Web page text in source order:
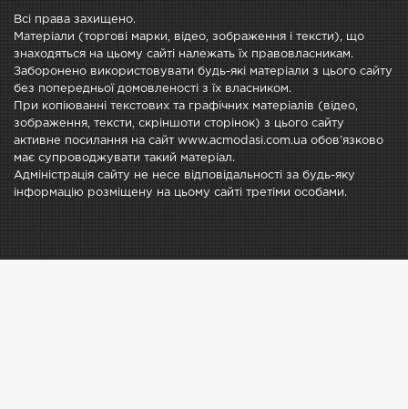
Всі права захищено.
Матеріали (торгові марки, відео, зображення і тексти), що
знаходяться на цьому сайті належать їх правовласникам.
Заборонено використовувати будь-які матеріали з цього сайту
без попередньої домовленості з їх власником.
При копіюванні текстових та графічних матеріалів (відео,
зображення, тексти, скріншоти сторінок) з цього сайту
активне посилання на сайт www.acmodasi.com.ua обов'язково
має супроводжувати такий матеріал.
Адміністрація сайту не несе відповідальності за будь-яку
інформацію розміщену на цьому сайті третіми особами.